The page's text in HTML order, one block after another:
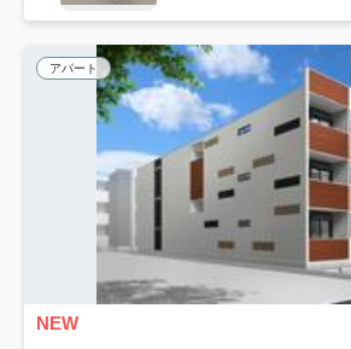
アパート
NEW